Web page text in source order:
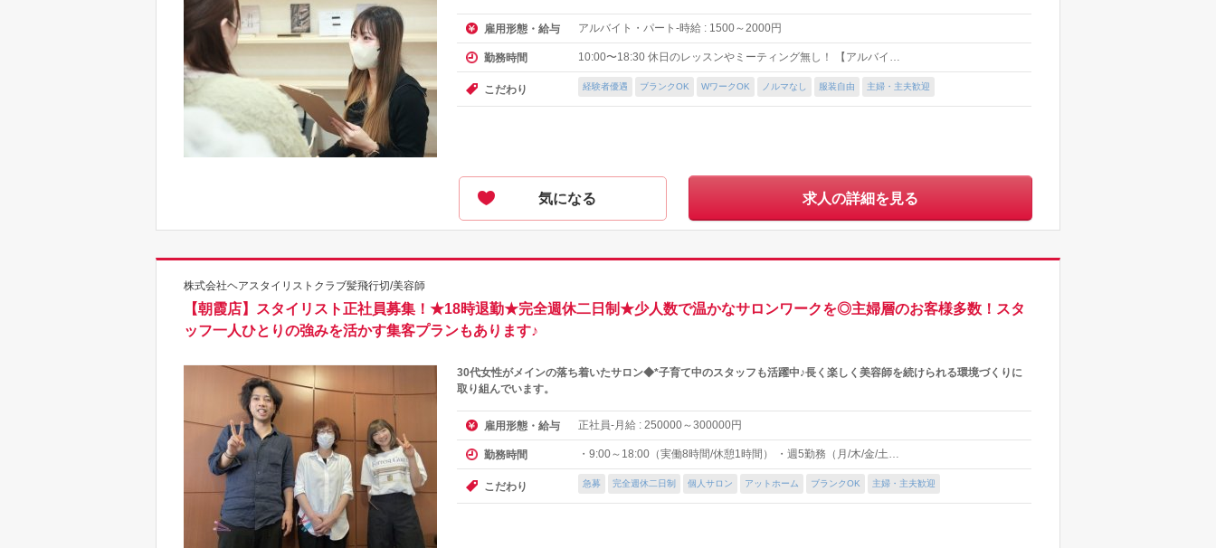
雇用形態・給与 アルバイト・パート-時給 : 1500～2000円
勤務時間 10:00〜18:30 休日のレッスンやミーティング無し！ 【アルバイ…
こだわり 経験者優遇 ブランクOK WワークOK ノルマなし 服装自由 主婦・主夫歓迎
気になる 求人の詳細を見る
株式会社ヘアスタイリストクラブ髪飛行切/美容師
【朝霞店】スタイリスト正社員募集！★18時退勤★完全週休二日制★少人数で温かなサロンワークを◎主婦層のお客様多数！スタ
ッフ一人ひとりの強みを活かす集客プランもあります♪
30代女性がメインの落ち着いたサロン◆*子育て中のスタッフも活躍中♪長く楽しく美容師を続けられる環境づくりに
取り組んでいます。
雇用形態・給与 正社員-月給 : 250000～300000円
勤務時間 ・9:00～18:00（実働8時間/休憩1時間） ・週5勤務（月/木/金/土…
こだわり 急募 完全週休二日制 個人サロン アットホーム ブランクOK 主婦・主夫歓迎